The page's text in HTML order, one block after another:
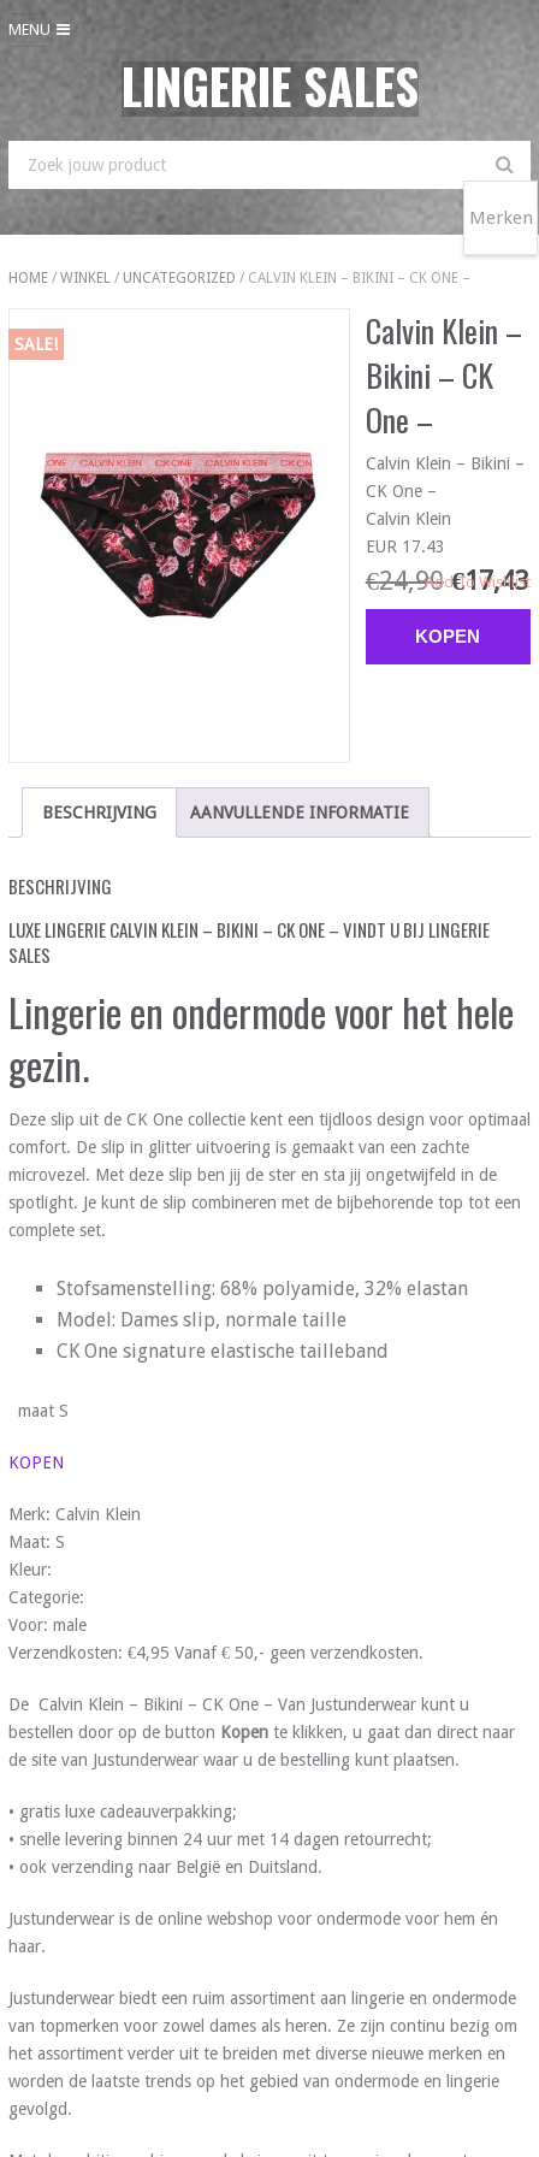
MENU
LINGERIE SALES
HOME/ WINKEL/ UNCATEGORIZED / CALVIN KLEIN – BIKINI – CK ONE –
SALE!
Calvin Klein –
Bikini – CK
One –
Calvin Klein – Bikini –
CK One –
Calvin Klein
EUR 17.43
€24,90 €17,43
KOPEN
Add To Wishlist
BESCHRIJVING AANVULLENDE INFORMATIE
BESCHRIJVING
LUXE LINGERIE CALVIN KLEIN – BIKINI – CK ONE – VINDT U BIJ LINGERIE
SALES
Lingerie en ondermode voor het hele
gezin.
Deze slip uit de CK One collectie kent een tijdloos design voor optimaal
comfort. De slip in glitter uitvoering is gemaakt van een zachte
microvezel. Met deze slip ben jij de ster en sta jij ongetwijfeld in de
spotlight. Je kunt de slip combineren met de bijbehorende top tot een
complete set.
Stofsamenstelling: 68% polyamide, 32% elastan
Model: Dames slip, normale taille
CK One signature elastische tailleband
maat S
KOPEN
Merk: Calvin Klein
Maat: S
Kleur:
Categorie:
Voor: male
Verzendkosten: €4,95 Vanaf € 50,- geen verzendkosten.
De Calvin Klein – Bikini – CK One – Van Justunderwear kunt u
bestellen door op de button Kopente klikken, u gaat dan direct naar
de site van Justunderwear waar u de bestelling kunt plaatsen.
• gratis luxe cadeauverpakking;
• snelle levering binnen 24 uur met 14 dagen retourrecht;
• ook verzending naar België en Duitsland.
Justunderwear is de online webshop voor ondermode voor hem én
haar.
Justunderwear biedt een ruim assortiment aan lingerie en ondermode
van topmerken voor zowel dames als heren. Ze zijn continu bezig om
het assortiment verder uit te breiden met diverse nieuwe merken en
worden de laatste trends op het gebied van ondermode en lingerie
gevolgd.
Merken